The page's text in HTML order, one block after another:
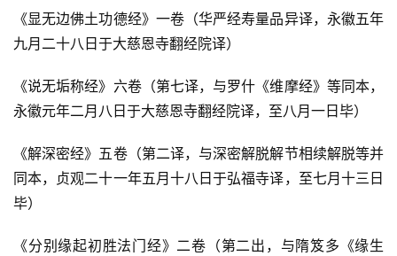
八
点
音
僧
访
谈
心
《显无边佛土功德经》一卷（华严经寿量品异译，永徽五年
九月二十八日于大慈恩寺翻经院译）
《说无垢称经》六卷（第七译，与罗什《维摩经》等同本，
永徽元年二月八日于大慈恩寺翻经院译，至八月一日毕）
《解深密经》五卷（第二译，与深密解脱解节相续解脱等并
同本，贞观二十一年五月十八日于弘福寺译，至七月十三日
毕）
《分别缘起初胜法门经》二卷（第二出，与隋笈多《缘生